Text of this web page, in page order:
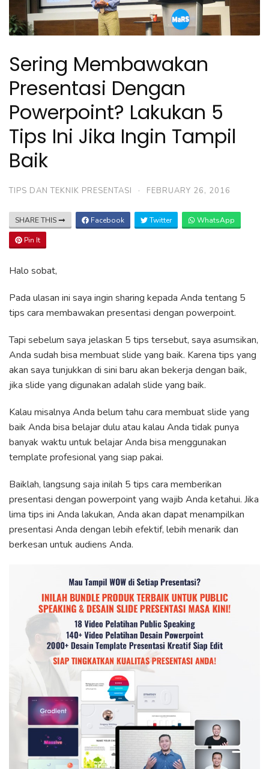
Sering Membawakan
Presentasi Dengan
Powerpoint? Lakukan 5
Tips Ini Jika Ingin Tampil
Baik
TIPS DAN TEKNIK PRESENTASI · FEBRUARY 26, 2016
SHARE THIS Facebook Twitter WhatsApp
Pin It
Halo sobat,
Pada ulasan ini saya ingin sharing kepada Anda tentang 5
tips cara membawakan presentasi dengan powerpoint.
Tapi sebelum saya jelaskan 5 tips tersebut, saya asumsikan,
Anda sudah bisa membuat slide yang baik. Karena tips yang
akan saya tunjukkan di sini baru akan bekerja dengan baik,
jika slide yang digunakan adalah slide yang baik.
Kalau misalnya Anda belum tahu cara membuat slide yang
baik Anda bisa belajar dulu atau kalau Anda tidak punya
banyak waktu untuk belajar Anda bisa menggunakan
template profesional yang siap pakai.
Baiklah, langsung saja inilah 5 tips cara memberikan
presentasi dengan powerpoint yang wajib Anda ketahui. Jika
lima tips ini Anda lakukan, Anda akan dapat menampilkan
presentasi Anda dengan lebih efektif, lebih menarik dan
berkesan untuk audiens Anda.